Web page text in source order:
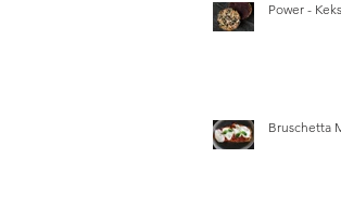
Power -
Bruschetta